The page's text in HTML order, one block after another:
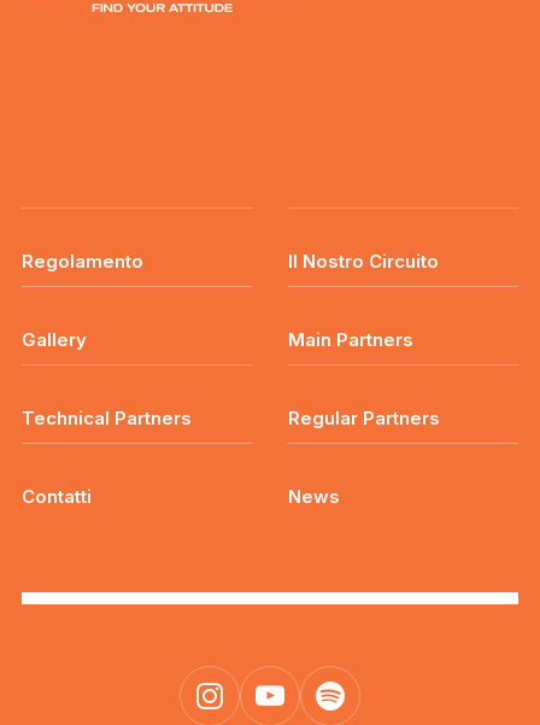
Regolamento Il Nostro Circuito
Gallery Main Partners
Technical Partners Regular Partners
Contatti News